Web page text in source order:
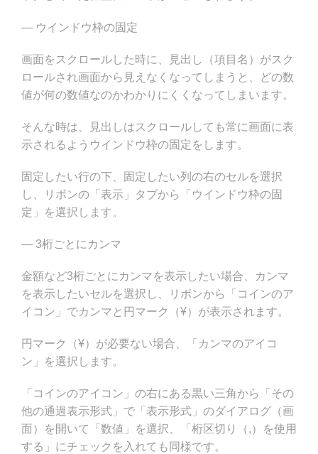
— ウインドウ枠の固定
画面をスクロールした時に、見出し（項目名）がスク
ロールされ画面から見えなくなってしまうと、どの数
値が何の数値なのかわかりにくくなってしまいます。
そんな時は、見出しはスクロールしても常に画面に表
示されるようウインドウ枠の固定をします。
固定したい行の下、固定したい列の右のセルを選択
し、リボンの「表示」タブから「ウインドウ枠の固
定」を選択します。
— 3桁ごとにカンマ
金額など3桁ごとにカンマを表示したい場合、カンマ
を表示したいセルを選択し、リボンから「コインのア
イコン」でカンマと円マーク（¥）が表示されます。
円マーク（¥）が必要ない場合、「カンマのアイコ
ン」を選択します。
「コインのアイコン」の右にある黒い三角から「その
他の通過表示形式」で「表示形式」のダイアログ（画
面）を開いて「数値」を選択、「桁区切り（,）を使用
する」にチェックを入れても同様です。